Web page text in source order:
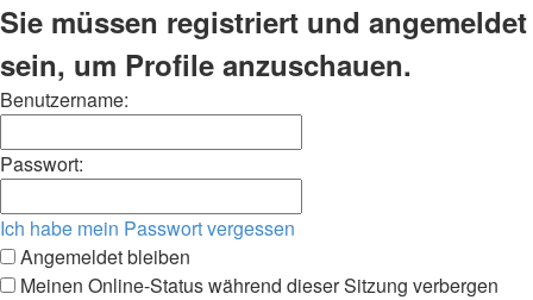
Sie müssen registriert und angemeldet
sein, um Profile anzuschauen.
Benutzername:
Passwort:
Ich habe mein Passwort vergessen
Angemeldet bleiben
Meinen Online-Status während dieser Sitzung verbergen